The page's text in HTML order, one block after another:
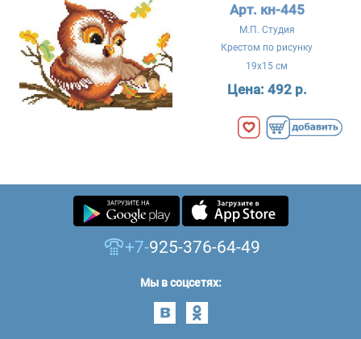
Арт. кн-445
М.П. Студия
Крестом по рисунку
19x15 см
Цена: 492 р.
+7-925-376-64-49
Мы в соцсетях: